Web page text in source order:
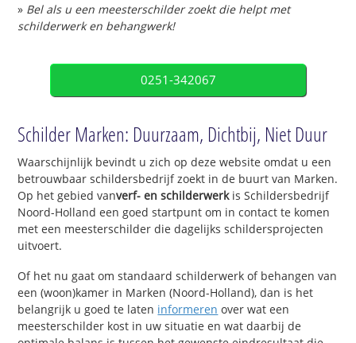
» Bel als u een meesterschilder zoekt die helpt met
schilderwerk en behangwerk!
0251-342067
Schilder Marken: Duurzaam, Dichtbij, Niet Duur
Waarschijnlijk bevindt u zich op deze website omdat u een
betrouwbaar schildersbedrijf zoekt in de buurt van Marken.
Op het gebied vanverf- en schilderwerkis Schildersbedrijf
Noord-Holland een goed startpunt om in contact te komen
met een meesterschilder die dagelijks schildersprojecten
uitvoert.
Of het nu gaat om standaard schilderwerk of behangen van
een (woon)kamer in Marken (Noord-Holland), dan is het
belangrijk u goed te laten informeren over wat een
meesterschilder kost in uw situatie en wat daarbij de